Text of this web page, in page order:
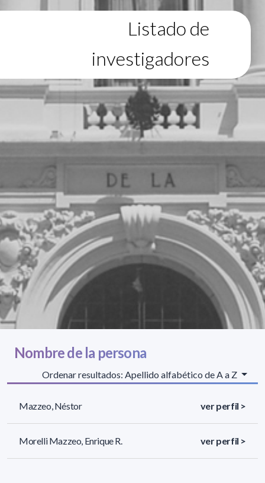
Listado de
investigadores
Nombre de la persona
Ordenar resultados: Apellido alfabético de A a Z
Mazzeo, Néstor ver perfil >
Morelli Mazzeo, Enrique R. ver perfil >